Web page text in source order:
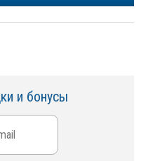
и бонусы